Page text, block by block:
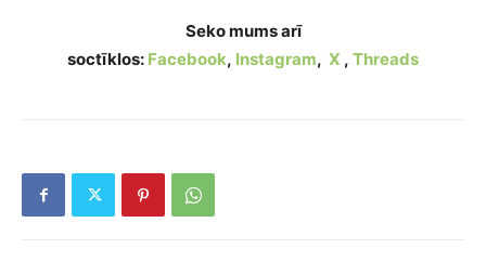
Seko mums arī
soctīklos: Facebook, Instagram, X , Threads